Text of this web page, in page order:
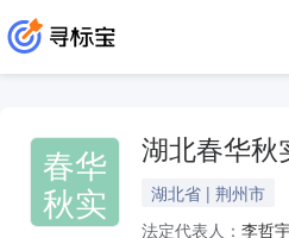
春华
秋实
湖北春华秋
湖北省 | 荆州市
法定代表人： 李哲